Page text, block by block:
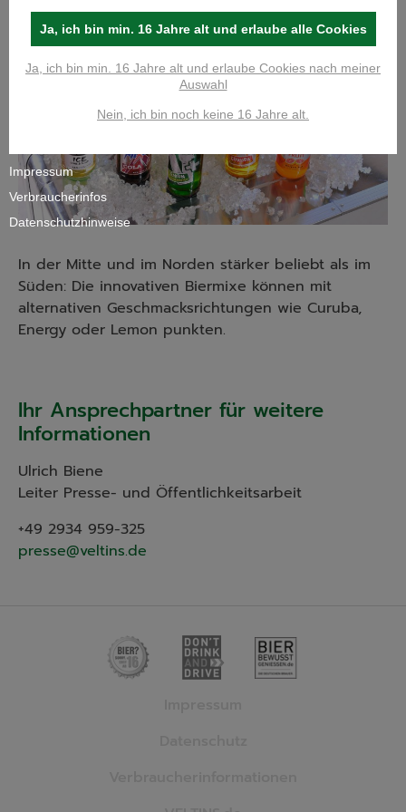
In der Mitte und im Norden stärker beliebt als im
Süden: Die innovativen Biermixe können mit
alternativen Geschmacksrichtungen wie Curuba,
Energy oder Lemon punkten.
Ihr Ansprechpartner für weitere
Informationen
Ulrich Biene
Leiter Presse- und Öffentlichkeitsarbeit
+49 2934 959-325
presse@veltins.de
Ja, ich bin min. 16 Jahre alt und erlaube alle Cookies
Ja, ich bin min. 16 Jahre alt und erlaube Cookies nach meiner
Auswahl
Nein, ich bin noch keine 16 Jahre alt.
Impressum
Verbraucherinfos
Datenschutzhinweise